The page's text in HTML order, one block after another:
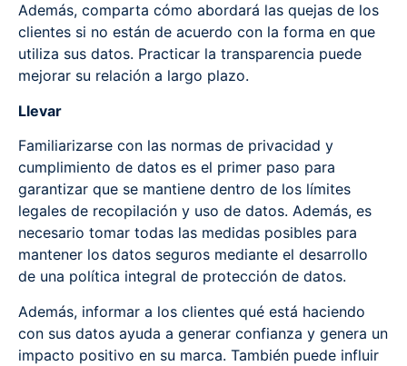
Además, comparta cómo abordará las quejas de los
clientes si no están de acuerdo con la forma en que
utiliza sus datos. Practicar la transparencia puede
mejorar su relación a largo plazo.
Llevar
Familiarizarse con las normas de privacidad y
cumplimiento de datos es el primer paso para
garantizar que se mantiene dentro de los límites
legales de recopilación y uso de datos. Además, es
necesario tomar todas las medidas posibles para
mantener los datos seguros mediante el desarrollo
de una política integral de protección de datos.
Además, informar a los clientes qué está haciendo
con sus datos ayuda a generar confianza y genera un
impacto positivo en su marca. También puede influir